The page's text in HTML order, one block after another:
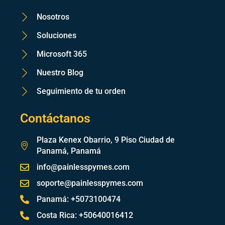
Nosotros
Soluciones
Microsoft 365
Nuestro Blog
Seguimiento de tu orden
Contáctanos
Plaza Kenex Obarrio, 9 Piso Ciudad de
Panamá, Panamá
info@painlesspymes.com
soporte@painlesspymes.com
Panamá: +5073100474
Costa Rica: +50640016412